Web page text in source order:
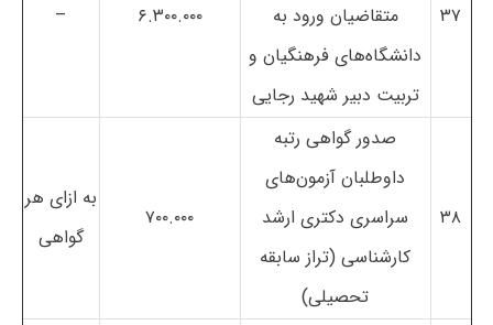
۳۷
متقاضیان ورود به
دانشگاه‌های فرهنگیان و
تربیت دبیر شهید رجایی
۶.۳۰۰.۰۰۰ –
۳۸
صدور گواهی رتبه
داوطلبان آزمون‌های
سراسری دکتری ارشد
کارشناسی (تراز سابقه
تحصیلی)
۷۰۰.۰۰۰
به ازای هر
گواهی